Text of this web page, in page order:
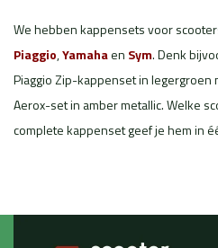
We hebben kappensets voor
Piaggio,Yamahaen Sym. Denk
Piaggio Zip-kappenset in legergroen
Aerox-set in amber metallic. Welke
complete kappenset geef je hem in